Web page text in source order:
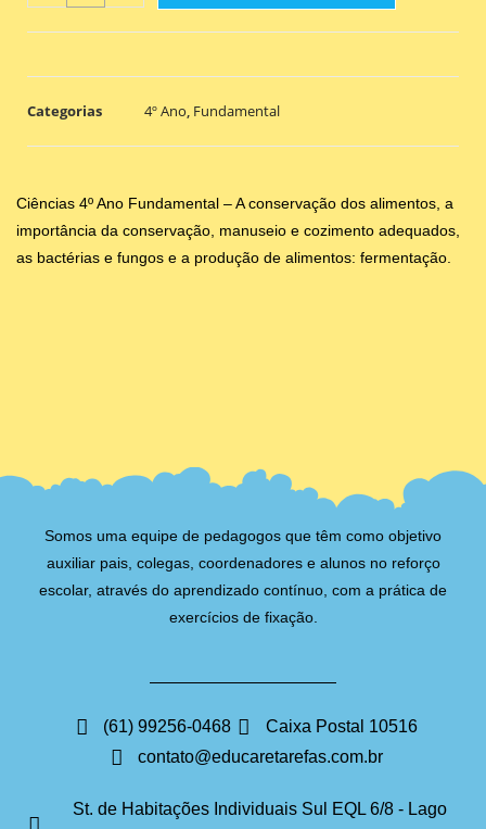
Categorias 4º Ano Fundamental
Ciências 4º Ano Fundamental – A conservação dos alimentos, a
importância da conservação, manuseio e cozimento adequados,
as bactérias e fungos e a produção de alimentos: fermentação.
Somos uma equipe de pedagogos que têm como objetivo
auxiliar pais, colegas, coordenadores e alunos no reforço
escolar, através do aprendizado contínuo, com a prática de
exercícios de fixação.
(61) 99256-0468
Caixa Postal 10516
contato@educaretarefas.com.br
St. de Habitações Individuais Sul EQL 6/8 - Lago